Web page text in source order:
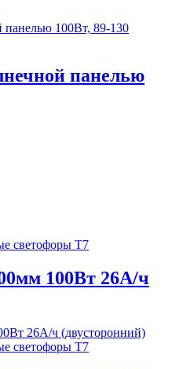
панелью
светофоры Т7
100Вт 26А/ч
светофоры Т7